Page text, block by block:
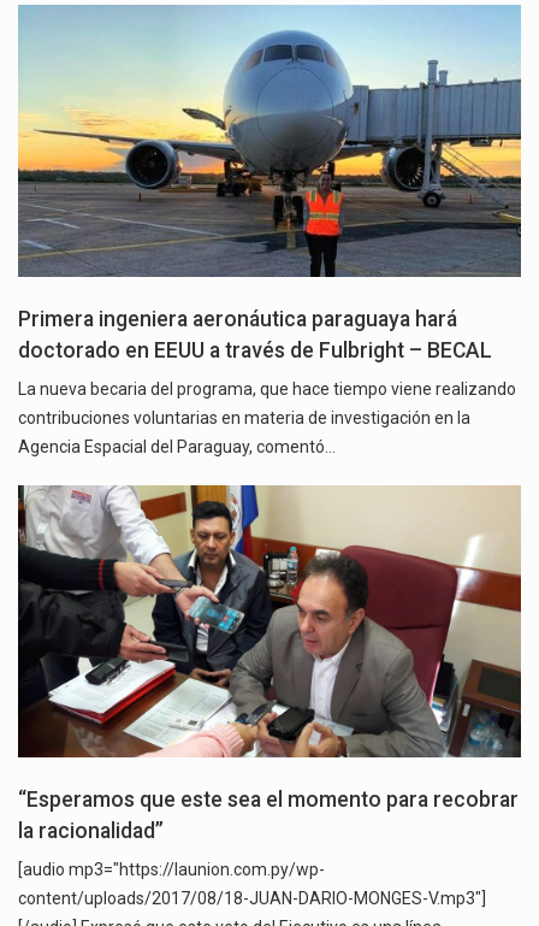
Primera ingeniera aeronáutica paraguaya hará
doctorado en EEUU a través de Fulbright – BECAL
La nueva becaria del programa, que hace tiempo viene realizando
contribuciones voluntarias en materia de investigación en la
Agencia Espacial del Paraguay, comentó…
“Esperamos que este sea el momento para recobrar
la racionalidad”
[audio mp3="https://launion.com.py/wp-
content/uploads/2017/08/18-JUAN-DARIO-MONGES-V.mp3"]